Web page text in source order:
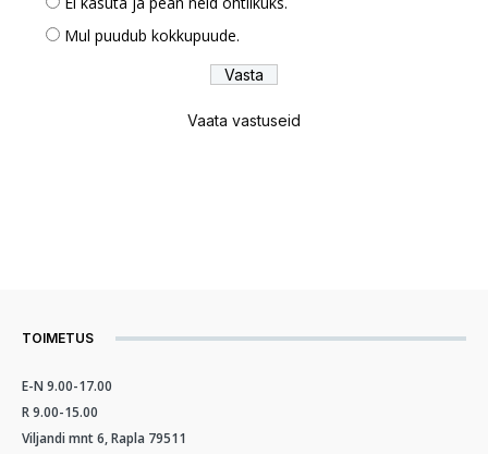
Mul puudub kokkupuude.
Vaata vastuseid
TOIMETUS
E-N 9.00-17.00
R 9.00-15.00
Viljandi mnt 6, Rapla 79511